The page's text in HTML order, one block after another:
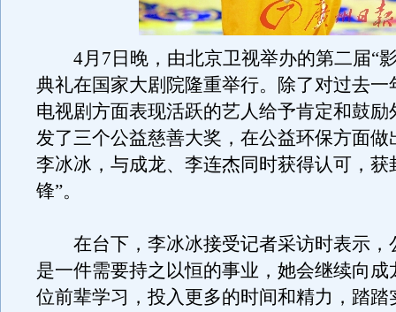
4月7日晚，由北京卫视举办的第二届“
典礼在国家大剧院隆重举行。除了对过去一
电视剧方面表现活跃的艺人给予肯定和鼓励
发了三个公益慈善大奖，在公益环保方面做
李冰冰，与成龙、李连杰同时获得认可，获
锋”。
在台下，李冰冰接受记者采访时表示，
是一件需要持之以恒的事业，她会继续向成
位前辈学习，投入更多的时间和精力，踏踏